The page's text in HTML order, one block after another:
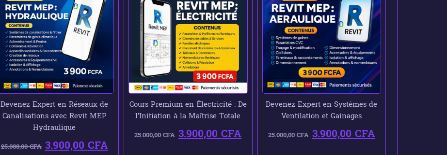
Devenez Expert en Réseaux de
Canalisations avec Revit MEP
Hydraulique
25.000,00CFA 3.900,00CFA
Cours Premium en Électricité : De
l’Initiation à la Maîtrise Totale
25.000,00CFA 3.900,00CFA
Devenez Expert en Systèmes de
Ventilation et Gainages
25.000,00CFA 3.900,00CFA